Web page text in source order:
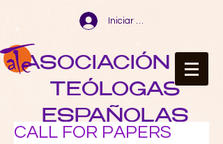
Iniciar sesión
ASOCIACIÓN DE
TEÓLOGAS
ESPAÑOLAS
CALL FOR PAPERS